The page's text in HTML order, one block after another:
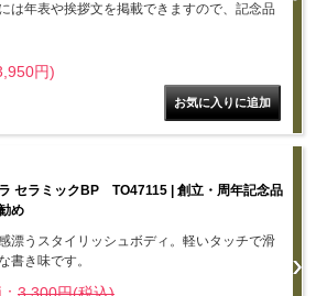
は年表や挨拶文を掲載できますので、記念品
円)
セラミックBP TO47115 | 創立・周年記念品
め
漂うスタイリッシュボディ。軽いタッチで滑
書き味です。